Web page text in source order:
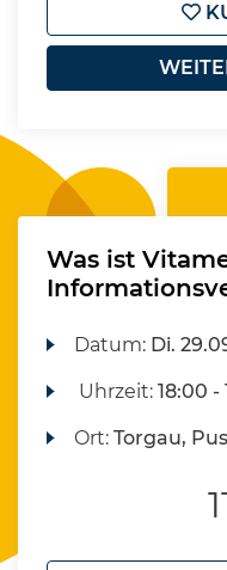
Was ist
Datum: Di.
Uhrzeit:18:00 -
Ort:Torgau,